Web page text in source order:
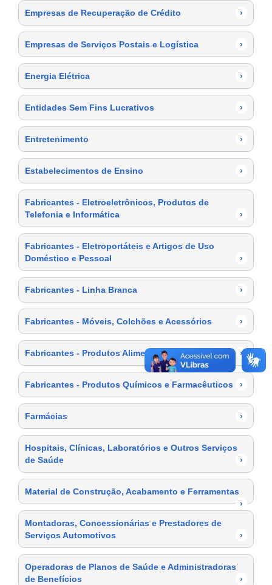
Empresas de Recuperação de Crédito ›
Empresas de Serviços Postais e Logística ›
Energia Elétrica ›
Entidades Sem Fins Lucrativos ›
Entretenimento ›
Estabelecimentos de Ensino ›
Fabricantes - Eletroeletrônicos, Produtos de
Telefonia e Informática
›
Fabricantes - Eletroportáteis e Artigos de Uso
Doméstico e Pessoal
›
Fabricantes - Linha Branca ›
Fabricantes - Móveis, Colchões e Acessórios ›
Fabricantes - Produtos Alimentícios ›
Fabricantes - Produtos Químicos e Farmacêuticos ›
Farmácias ›
Hospitais, Clínicas, Laboratórios e Outros Serviços
de Saúde
›
Material de Construção, Acabamento e Ferramentas
›
Montadoras, Concessionárias e Prestadores de
Serviços Automotivos
›
Operadoras de Planos de Saúde e Administradoras
de Benefícios
›